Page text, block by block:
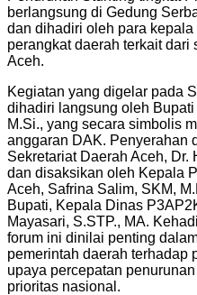
berlangsung di Gedung
dan dihadiri oleh para
perangkat daerah terkait dari
Aceh.
Kegiatan yang digelar pada
dihadiri langsung oleh
M.Si., yang secara simbolis
anggaran DAK. Penyerahan
Sekretariat Daerah Aceh, Dr.
dan disaksikan oleh Kepala
Aceh, Safrina Salim, SKM,
Bupati, Kepala Dinas
Mayasari, S.STP., MA.
forum ini dinilai penting
pemerintah daerah terhadap
upaya percepatan
prioritas nasional.